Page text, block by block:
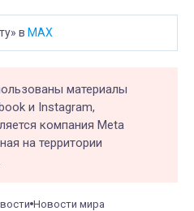
в MAX
материалы
и Instagram,
компания Meta
на территории
Новости мира